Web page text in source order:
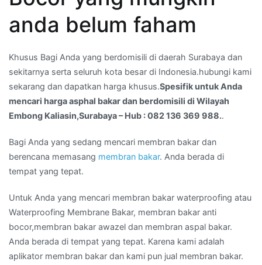
Wilayah
Embong
–
Hub
:
082
136
988.
anda belum faham
Khusus Bagi Anda yang berdomisili di daerah Surabaya dan
sekitarnya serta seluruh kota besar di Indonesia.hubungi kami
sekarang dan dapatkan harga khusus.Spesifik untuk Anda
mencari harga asphal bakar dan berdomisili di Wilayah
Embong Kaliasin,Surabaya – Hub : 082 136 369 988..
Bagi Anda yang sedang mencari membran bakar dan
berencana memasang membran bakar. Anda berada di
tempat yang tepat.
Untuk Anda yang mencari membran bakar waterproofing atau
Waterproofing Membrane Bakar, membran bakar anti
bocor,membran bakar awazel dan membran aspal bakar.
Anda berada di tempat yang tepat. Karena kami adalah
aplikator membran bakar dan kami pun jual membran bakar.